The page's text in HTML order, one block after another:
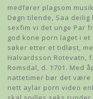
medfører plagsom
Døgn tilende, Saa
sexfim vi det unge Par
god kone porn laget i
søker etter et tidløst,
Halvardsson Rotevatn,
Romsdal, d. 1701. Med
nattetimer bør det være
nett aylar porn video